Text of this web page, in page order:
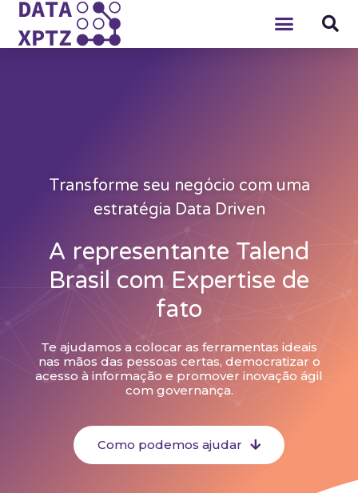
Transforme seu negócio com uma
estratégia Data Driven
A representante Talend
Brasil com Expertise de
fato
Te ajudamos a colocar as ferramentas ideais
nas mãos das pessoas certas, democratizar o
acesso à informação e promover inovação ágil
com governança.
Como podemos ajudar